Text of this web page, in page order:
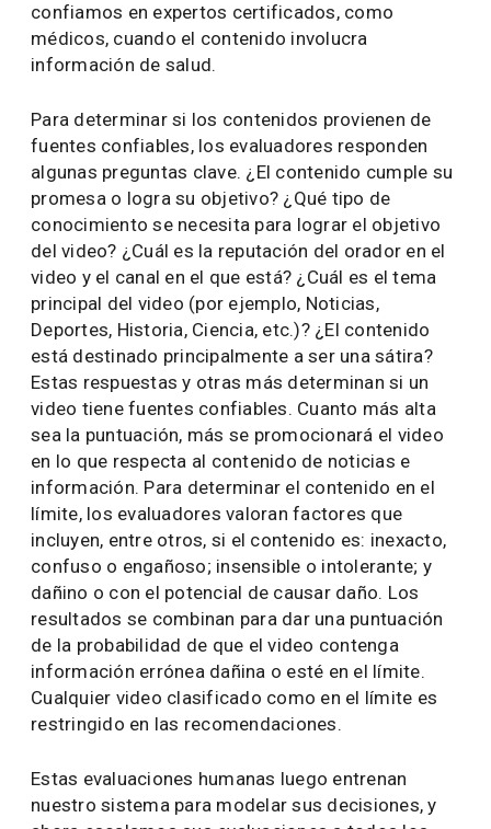
confiamos en expertos certificados, como
médicos, cuando el contenido involucra
información de salud.
Para determinar si los contenidos provienen de
fuentes confiables, los evaluadores responden
algunas preguntas clave. ¿El contenido cumple su
promesa o logra su objetivo? ¿Qué tipo de
conocimiento se necesita para lograr el objetivo
del video? ¿Cuál es la reputación del orador en el
video y el canal en el que está? ¿Cuál es el tema
principal del video (por ejemplo, Noticias,
Deportes, Historia, Ciencia, etc.)? ¿El contenido
está destinado principalmente a ser una sátira?
Estas respuestas y otras más determinan si un
video tiene fuentes confiables. Cuanto más alta
sea la puntuación, más se promocionará el video
en lo que respecta al contenido de noticias e
información. Para determinar el contenido en el
límite, los evaluadores valoran factores que
incluyen, entre otros, si el contenido es: inexacto,
confuso o engañoso; insensible o intolerante; y
dañino o con el potencial de causar daño. Los
resultados se combinan para dar una puntuación
de la probabilidad de que el video contenga
información errónea dañina o esté en el límite.
Cualquier video clasificado como en el límite es
restringido en las recomendaciones.
Estas evaluaciones humanas luego entrenan
nuestro sistema para modelar sus decisiones, y